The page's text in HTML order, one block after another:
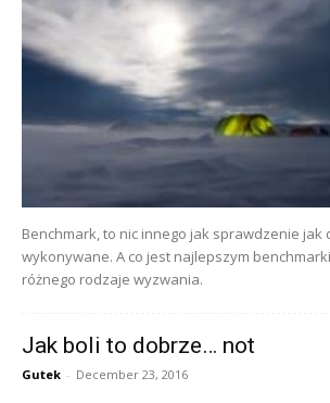
Benchmark, to nic innego jak sprawdzenie jak
wykonywane. A co jest najlepszym
różnego rodzaje wyzwania.
Jak boli to dobrze… not
Gutek - December 23, 2016